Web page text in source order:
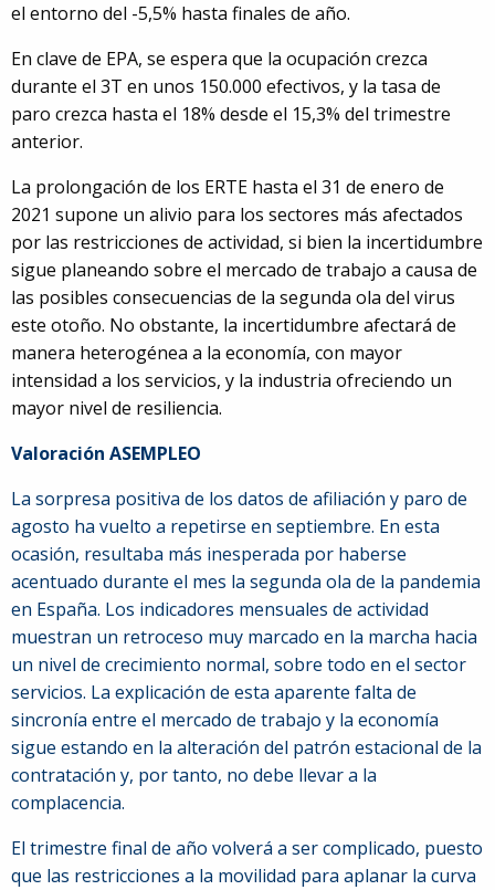
el entorno del -5,5% hasta finales de año.
En clave de EPA, se espera que la ocupación crezca
durante el 3T en unos 150.000 efectivos, y la tasa de
paro crezca hasta el 18% desde el 15,3% del trimestre
anterior.
La prolongación de los ERTE hasta el 31 de enero de
2021 supone un alivio para los sectores más afectados
por las restricciones de actividad, si bien la incertidumbre
sigue planeando sobre el mercado de trabajo a causa de
las posibles consecuencias de la segunda ola del virus
este otoño. No obstante, la incertidumbre afectará de
manera heterogénea a la economía, con mayor
intensidad a los servicios, y la industria ofreciendo un
mayor nivel de resiliencia.
Valoración ASEMPLEO
La sorpresa positiva de los datos de afiliación y paro de
agosto ha vuelto a repetirse en septiembre. En esta
ocasión, resultaba más inesperada por haberse
acentuado durante el mes la segunda ola de la pandemia
en España. Los indicadores mensuales de actividad
muestran un retroceso muy marcado en la marcha hacia
un nivel de crecimiento normal, sobre todo en el sector
servicios. La explicación de esta aparente falta de
sincronía entre el mercado de trabajo y la economía
sigue estando en la alteración del patrón estacional de la
contratación y, por tanto, no debe llevar a la
complacencia.
El trimestre final de año volverá a ser complicado, puesto
que las restricciones a la movilidad para aplanar la curva